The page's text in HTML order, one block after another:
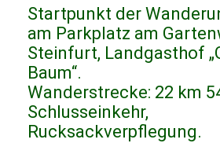
Startpunkt der
am Parkplatz am
Steinfurt, Landgasthof
Baum“.
Wanderstrecke: 22 km
Schlusseinkehr,
Rucksackverpflegung.